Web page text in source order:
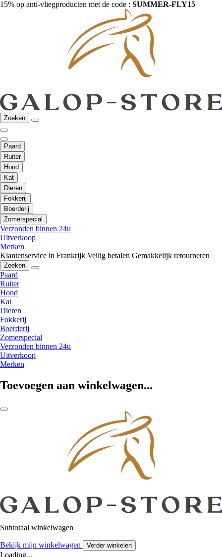
15% op anti-vliegproducten met de code : SUMMER-FLY15
Zoeken
Paard
Ruiter
Hond
Kat
Dieren
Fokkerij
Boerderij
Zomerspecial
Verzonden binnen 24u
Uitverkoop
Merken
Klantenservice in Frankrijk Veilig betalen Gemakkelijk retourneren
Zoeken
Paard
Ruiter
Hond
Kat
Dieren
Fokkerij
Boerderij
Zomerspecial
Verzonden binnen 24u
Uitverkoop
Merken
Toevoegen aan winkelwagen...
Subtotaal winkelwagen
Bekijk mijn winkelwagen Verder winkelen
Loading...